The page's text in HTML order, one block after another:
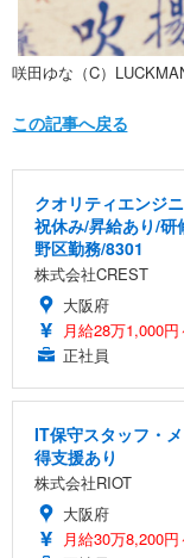
咲田ゆな（C）
この記事へ戻る
クオリティエンジ
祝休み/昇給あり/研
野区勤務/8301
株式会社CREST
大阪府
月給28万1,000
正社員
IT保守スタッフ・
得支援あり
株式会社RIOT
大阪府
月給30万8,200